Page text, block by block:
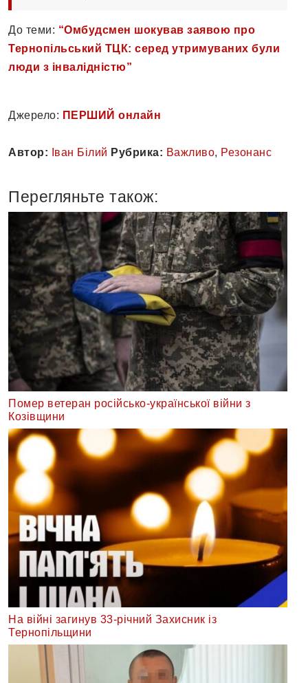
До теми: “Омбудсмен шокував заявою про
Тернопільський ТЦК: серед утримуваних були
люди з інвалідністю”
Джерело: ПЕРШИЙ онлайн
Автор: Іван Білий Рубрика: Важливо, Резонанс
Перегляньте також:
Помер ветеран російсько-української війни з
Козівщини
На війні загинув 33-річний Захисник із
Тернопільщини